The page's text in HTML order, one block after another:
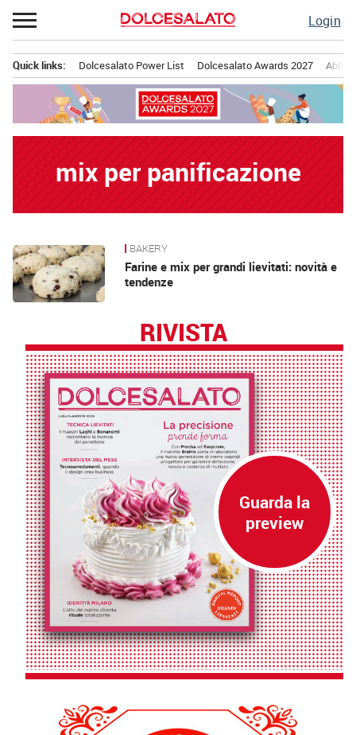
Passa
al
Login
principale
Quick links: Dolcesalato Power List Dolcesalato Awards 2027
mix per panificazione
News BAKERY
Farine e mix per grandi lievitati: novità e
tendenze
RIVISTA